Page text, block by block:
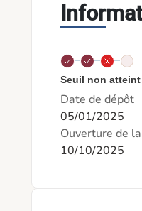
Seuil non atteint
Date de dépôt
05/01/2025
Ouverture de
10/10/2025